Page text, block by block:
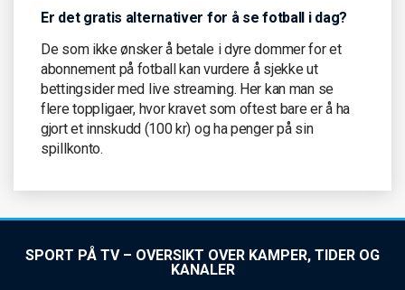
Er det gratis alternativer for å se fotball i dag?
De som ikke ønsker å betale i dyre dommer for et
abonnement på fotball kan vurdere å sjekke ut
bettingsider med live streaming. Her kan man se
flere toppligaer, hvor kravet som oftest bare er å ha
gjort et innskudd (100 kr) og ha penger på sin
spillkonto.
SPORT PÅ TV – OVERSIKT OVER KAMPER, TIDER OG
KANALER